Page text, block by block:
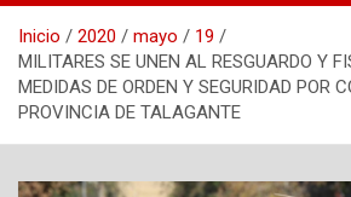
t
o
Inicio 2020 mayo
19
MILITARES SE UNEN AL RESGUARDO Y
MEDIDAS DE ORDEN Y SEGURIDAD POR
PROVINCIA DE TALAGANTE